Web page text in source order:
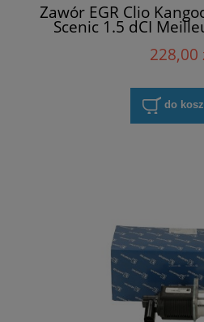
Zawór EGR Clio
Scenic 1.5 dCI
228,00
do